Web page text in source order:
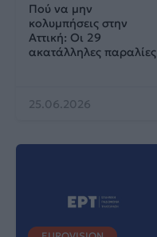
Πού να μην
κολυμπήσεις στην
Αττική: Οι 29
ακατάλληλες παραλίες
25.06.2026